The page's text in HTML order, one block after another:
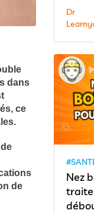
dans
ce
de
Dr
Nez